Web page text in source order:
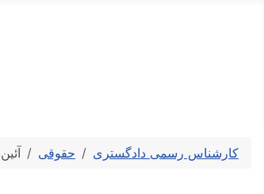
کارشناس رسمی دادگستری حقوقی